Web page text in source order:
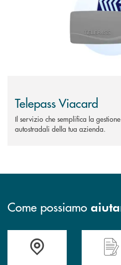
Telepass Viacard
Il servizio che semplifica la
autostradali della tua azienda.
Come possiamo
Accedi all' elenco completo delle
Hai